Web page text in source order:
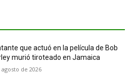
que actuó en la película de Bob
murió tiroteado en Jamaica
agosto de 2026